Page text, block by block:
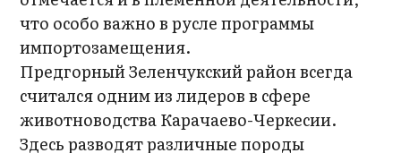
что особо важно в русле программы
импортозамещения.
Предгорный Зеленчукский район всегда
считался одним из лидеров в сфере
животноводства Карачаево-Черкесии.
Здесь разводят различные породы